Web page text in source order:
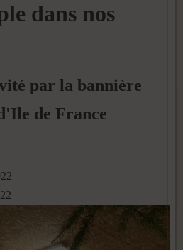
dans nos
par la bannière
de France